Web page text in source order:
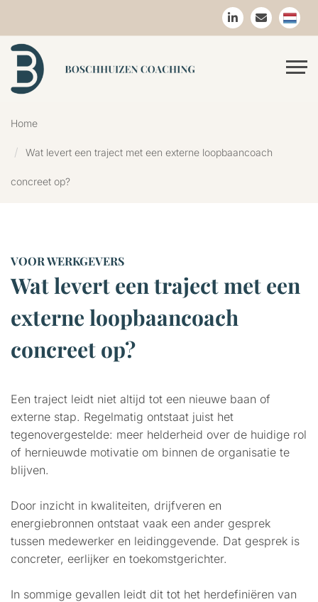
Home
Wat levert een traject met een externe loopbaancoach
concreet op?
VOOR WERKGEVERS
Wat levert een traject met een
externe loopbaancoach
concreet op?
Een traject leidt niet altijd tot een nieuwe baan of
externe stap. Regelmatig ontstaat juist het
tegenovergestelde: meer helderheid over de huidige rol
of hernieuwde motivatie om binnen de organisatie te
blijven.
Door inzicht in kwaliteiten, drijfveren en
energiebronnen ontstaat vaak een ander gesprek
tussen medewerker en leidinggevende. Dat gesprek is
concreter, eerlijker en toekomstgerichter.
In sommige gevallen leidt dit tot het herdefiniëren van